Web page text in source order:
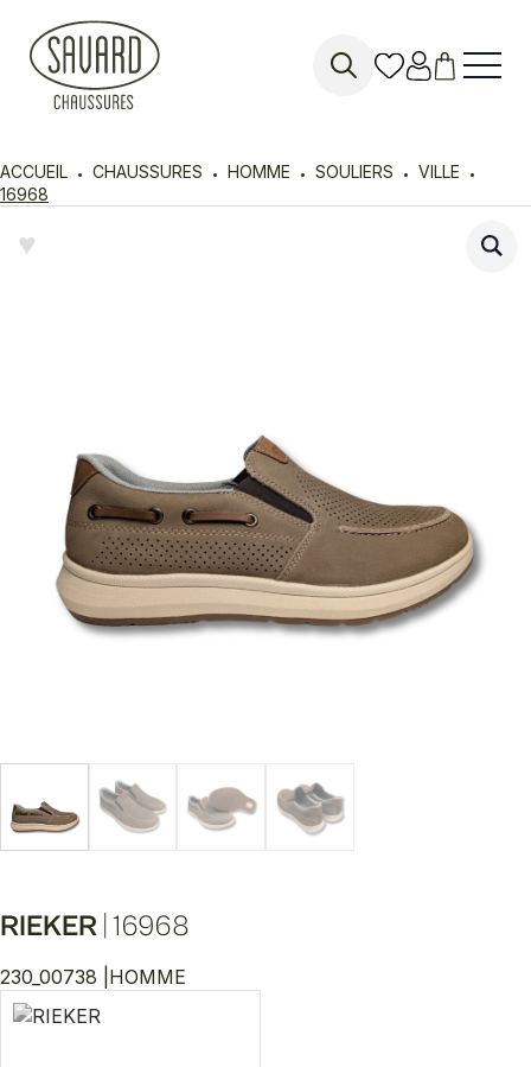
ACCUEIL CHAUSSURES HOMME SOULIERS
VILLE
16968
♥︎
RIEKER 16968
230_00738 | HOMME